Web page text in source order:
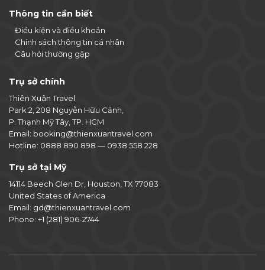
Thông tin cần biết
Điều kiện và điều khoản
Chính sách thông tin cá nhân
Câu hỏi thường gặp
Trụ sở chính
Thiên Xuân Travel
Park 2, 208 Nguyễn Hữu Cảnh,
P. Thạnh Mỹ Tây, TP. HCM
Email: booking@thienxuantravel.com
Hotline: 0888 890 898 — 0938 558 228
Trụ sở tại Mỹ
14114 Beech Glen Dr, Houston, TX 77083
United States of America
Email: gd@thienxuantravel.com
Phone: +1 (281) 906-2744